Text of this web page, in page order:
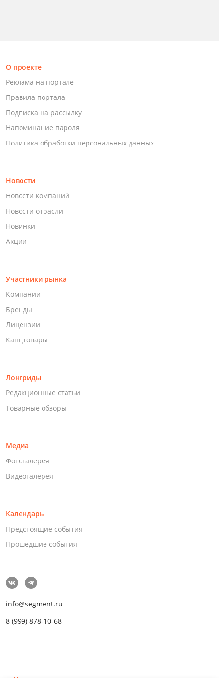
О проекте
Реклама на портале
Правила портала
Подписка на рассылку
Напоминание пароля
Политика обработки персональных данных
Новости
Новости компаний
Новости отрасли
Новинки
Акции
Участники рынка
Компании
Бренды
Лицензии
Канцтовары
Лонгриды
Редакционные статьи
Товарные обзоры
Медиа
Фотогалерея
Видеогалерея
Календарь
Предстоящие события
Прошедшие события
info@segment.ru
8 (999) 878-10-68